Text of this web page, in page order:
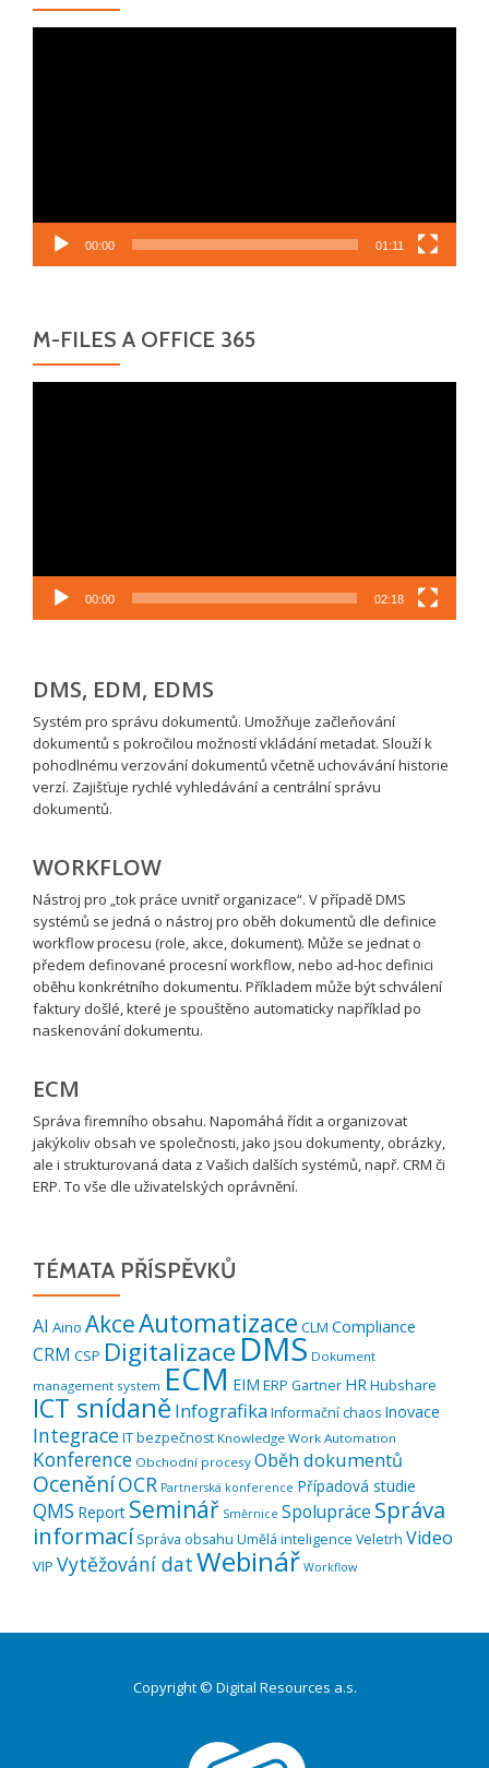
00:00 01:11
M-FILES A OFFICE 365
00:00 02:18
DMS, EDM, EDMS
Systém pro správu dokumentů. Umožňuje začleňování
dokumentů s pokročilou možností vkládání metadat. Slouží k
pohodlnému verzování dokumentů včetně uchovávání historie
verzí. Zajišťuje rychlé vyhledávání a centrální správu
dokumentů.
WORKFLOW
Nástroj pro „tok práce uvnitř organizace“. V případě DMS
systémů se jedná o nástroj pro oběh dokumentů dle definice
workflow procesu (role, akce, dokument). Může se jednat o
předem definované procesní workflow, nebo ad-hoc definici
oběhu konkrétního dokumentu. Příkladem může být schválení
faktury došlé, které je spouštěno automaticky například po
naskenování dokumentu.
ECM
Správa firemního obsahu. Napomáhá řídit a organizovat
jakýkoliv obsah ve společnosti, jako jsou dokumenty, obrázky,
ale i strukturovaná data z Vašich dalších systémů, např. CRM či
ERP. To vše dle uživatelských oprávnění.
TÉMATA PŘÍSPĚVKŮ
AI Aino AkceAutomatizace CLM Compliance
CRM CSP Digitalizace DMS Dokument
management system ECM EIM ERP Gartner HR Hubshare
ICT snídaně InfografikaInformační chaos Inovace
IntegraceIT bezpečnost Knowledge Work Automation
Konference Obchodní procesy Oběh dokumentů
OceněníOCR Partnerská konference Případová studie
QMS Report Seminář Směrnice Spolupráce Správa
informací Správa obsahu Umělá inteligence Veletrh Video
VIP Vytěžování datWebinář Workflow
Copyright © Digital Resources a.s.